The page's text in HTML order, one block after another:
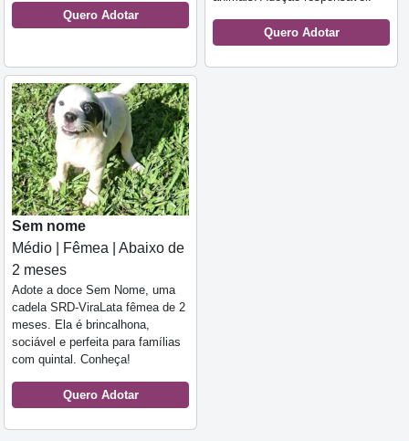
Quero Adotar
Quero Adotar
Sem nome
Médio | Fêmea | Abaixo de
2 meses
Adote a doce Sem Nome, uma
cadela SRD-ViraLata fêmea de 2
meses. Ela é brincalhona,
sociável e perfeita para famílias
com quintal. Conheça!
Quero Adotar